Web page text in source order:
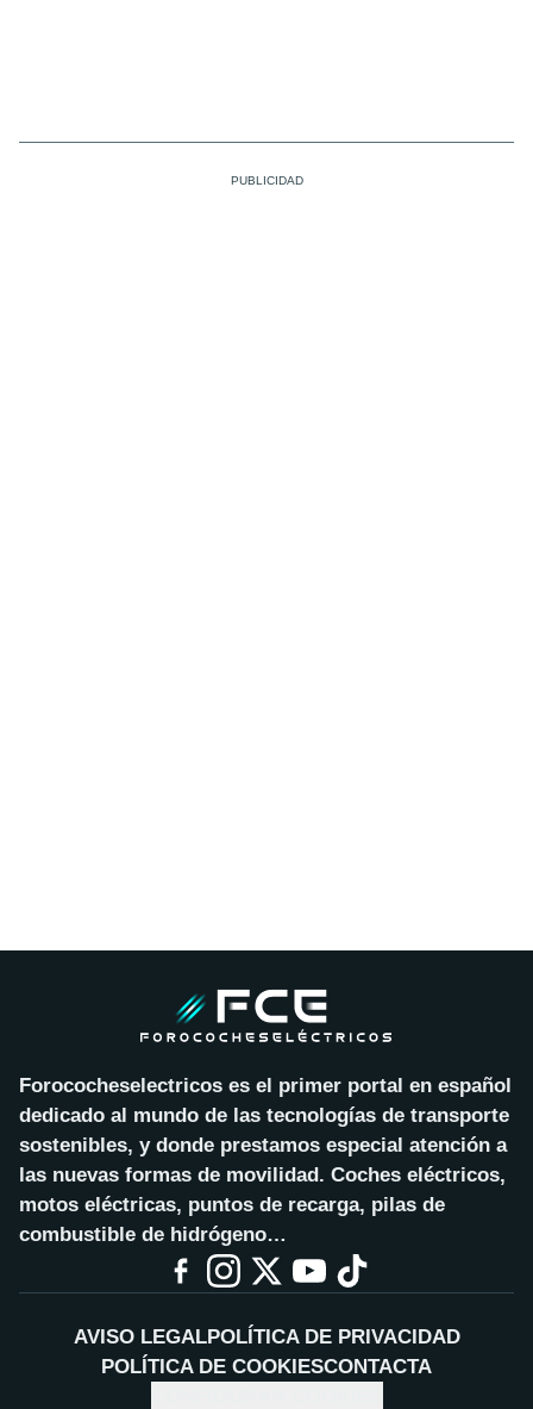
Forococheselectricos es el primer portal en español
dedicado al mundo de las tecnologías de transporte
sostenibles, y donde prestamos especial atención a
las nuevas formas de movilidad. Coches eléctricos,
motos eléctricas, puntos de recarga, pilas de
combustible de hidrógeno…
AVISO LEGALPOLÍTICA DE PRIVACIDAD
POLÍTICA DE COOKIESCONTACTA